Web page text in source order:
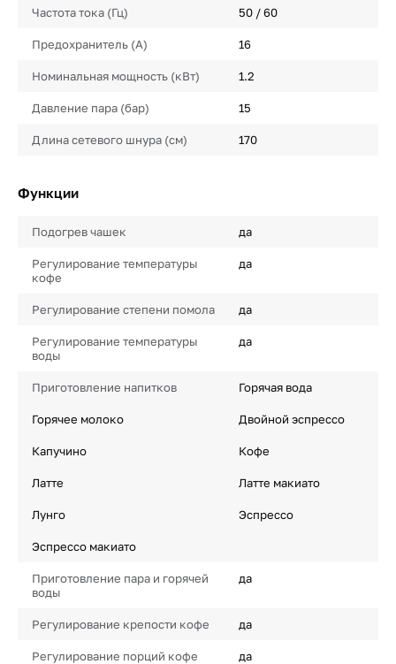
Частота тока (Гц) 50 / 60
Предохранитель (А) 16
Номинальная мощность (кВт) 1.2
Давление пара (бар) 15
Длина сетевого шнура (см) 170
Функции
Подогрев чашек да
Регулирование температуры
кофе
да
Регулирование степени помола да
Регулирование температуры
воды
да
Приготовление напитков Горячая вода
Горячее молоко Двойной эспрессо
Капучино Кофе
Латте Латте макиато
Лунго Эспрессо
Эспрессо макиато
Приготовление пара и горячей
воды
да
Регулирование крепости кофе да
Регулирование порций кофе да